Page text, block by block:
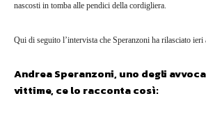
nascosti in tomba alle pendici della cordigliera.
Qui di seguito l’intervista che Speranzoni ha rilasciato
Andrea Speranzoni, uno degli
vittime, ce lo racconta così: